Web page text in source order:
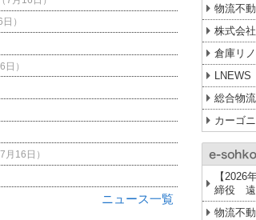
）
日）
月16日）
ニュース一覧
物流不
株式会
倉庫リ
LNEWS
総合物
カーゴ
【
締役 遠
物流不